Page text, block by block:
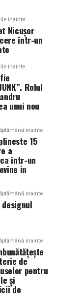
inainte
Nicușor
într-un
inainte
Rolul
unui nou
inainte
15
a
intr-un
in
inainte
designul
inainte
de
pentru
și
de